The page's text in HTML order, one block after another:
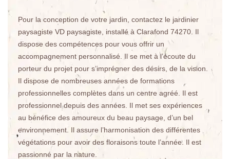
Pour la conception de votre jardin, contactez le jardinier
paysagiste VD paysagiste, installé à Clarafond 74270. Il
dispose des compétences pour vous offrir un
accompagnement personnalisé. Il se met à l’écoute du
porteur du projet pour s’imprégner des désirs, de la vision.
Il dispose de nombreuses années de formations
professionnelles complètes dans un centre agréé. Il est
professionnel depuis des années. Il met ses expériences
au bénéfice des amoureux du beau paysage, d’un bel
environnement. Il assure l’harmonisation des différentes
végétations pour avoir des floraisons toute l’année. Il est
passionné par la nature.